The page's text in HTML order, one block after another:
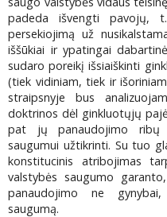
padeda išvengti pavojų,
persekiojimą už
iššūkiai ir ypatingai
sudaro poreikį išsiaiškinti
(tiek vidiniam, tiek ir
straipsnyje bus
doktrinos dėl ginkluotųjų
pat jų panaudojimo ribų
saugumui užtikrinti. Su tuo
konstitucinis atribojimas
valstybės saugumo
panaudojimo ne
saugumą.